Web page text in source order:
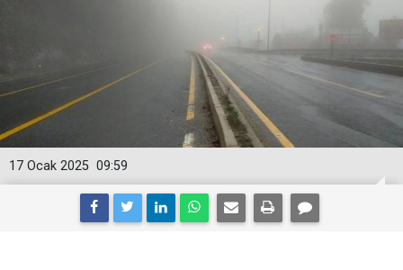
09:59
17 Ocak 2025